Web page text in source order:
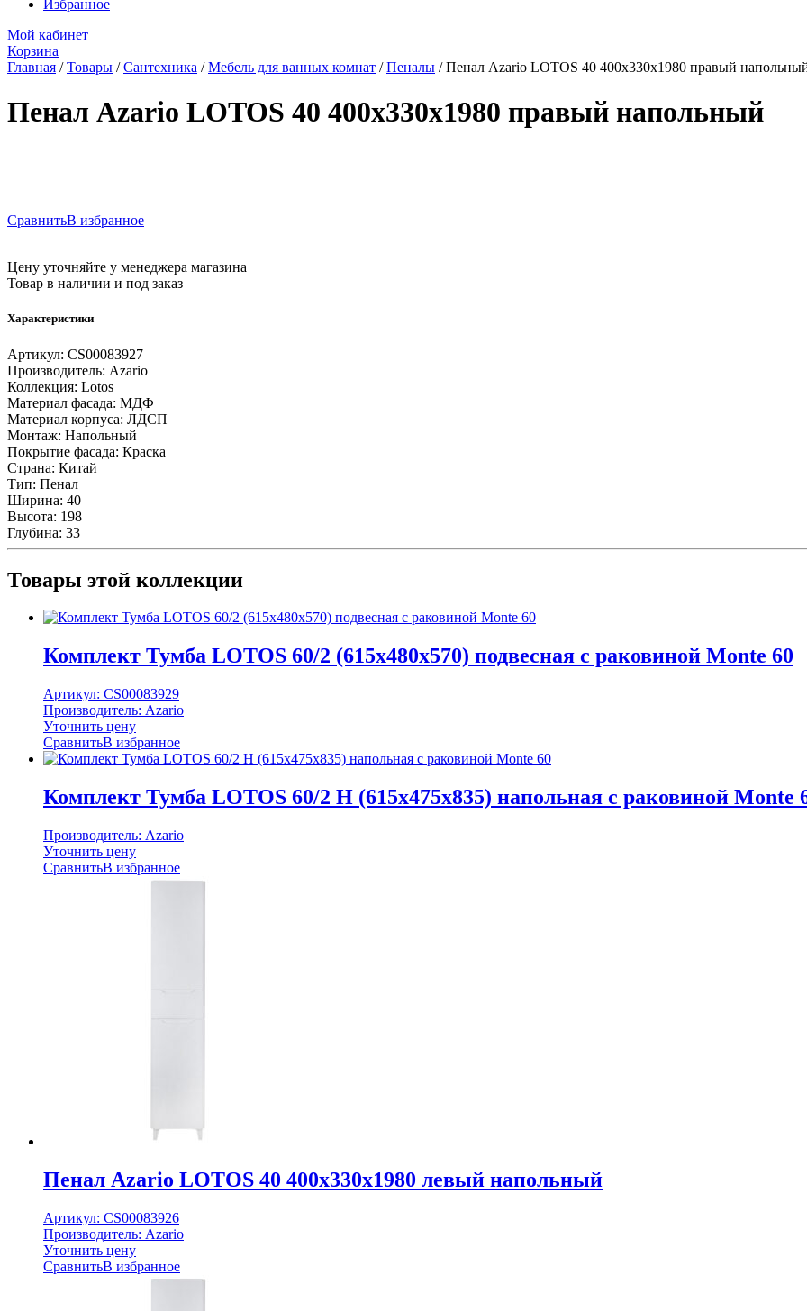
Избранное
Мой кабинет
Корзина
Главная /Товары /Сантехника /Мебель для ванных комнат /Пеналы /Пенал Azario LOTOS 40 400x330x1980 правый
Пенал Azario LOTOS 40 400x330x1980 правый напольный
СравнитьВ избранное
Цену уточняйте у менеджера магазина
Товар в наличии и под заказ
Характеристики
Артикул: CS00083927
Производитель: Azario
Коллекция: Lotos
Материал фасада: МДФ
Материал корпуса: ЛДСП
Монтаж: Напольный
Покрытие фасада: Краска
Страна: Китай
Тип: Пенал
Ширина: 40
Высота: 198
Глубина: 33
Товары этой коллекции
Комплект Тумба LOTOS 60/2 (615х480х570) подвесная с раковиной Monte 60
Артикул: CS00083929
Производитель: Azario
Уточнить цену
СравнитьВ избранное
Комплект Тумба LOTOS 60/2 Н (615х475х835) напольная с раковиной Monte
Производитель: Azario
Уточнить цену
СравнитьВ избранное
Пенал Azario LOTOS 40 400x330x1980 левый напольный
Артикул: CS00083926
Производитель: Azario
Уточнить цену
СравнитьВ избранное